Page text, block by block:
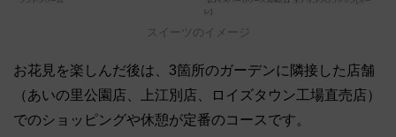
スイーツのイメージ
お花見を楽しんだ後は、3箇所のガーデンに隣接した店舗
（あいの里公園店、上江別店、ロイズタウン工場直売店）
でのショッピングや休憩が定番のコースです。